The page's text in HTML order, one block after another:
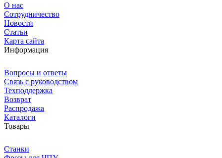
О нас
Сотрудничество
Новости
Статьи
Карта сайта
Информация
Вопросы и ответы
Связь с руководством
Техподдержка
Возврат
Распродажа
Каталоги
Товары
Станки